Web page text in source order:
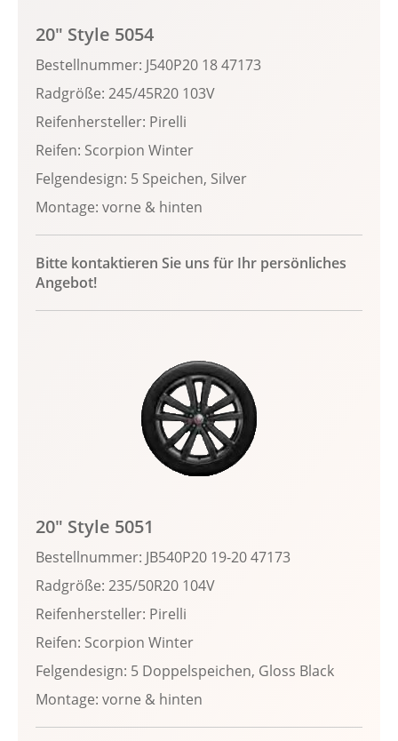
20" Style 5054
Bestellnummer: J540P20 18 47173
Radgröße: 245/45R20 103V
Reifenhersteller: Pirelli
Reifen: Scorpion Winter
Felgendesign: 5 Speichen, Silver
Montage: vorne & hinten
Bitte kontaktieren Sie uns für Ihr persönliches
Angebot!
20" Style 5051
Bestellnummer: JB540P20 19-20 47173
Radgröße: 235/50R20 104V
Reifenhersteller: Pirelli
Reifen: Scorpion Winter
Felgendesign: 5 Doppelspeichen, Gloss Black
Montage: vorne & hinten